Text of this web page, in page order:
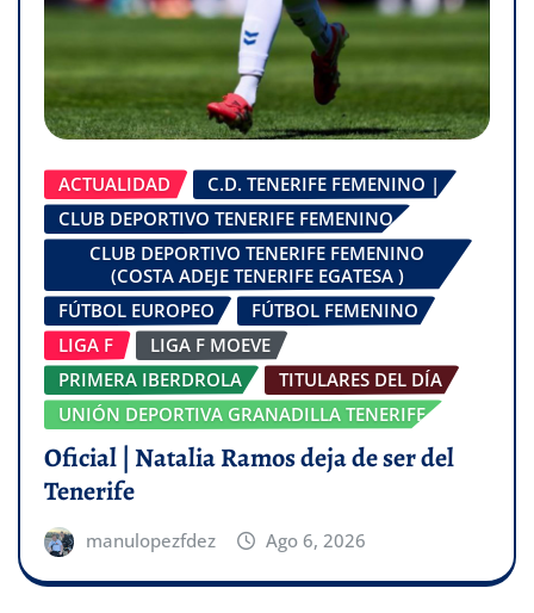
ACTUALIDAD
C.D. TENERIFE FEMENINO |
CLUB DEPORTIVO TENERIFE FEMENINO
CLUB DEPORTIVO TENERIFE FEMENINO
(COSTA ADEJE TENERIFE EGATESA )
FÚTBOL EUROPEO
FÚTBOL FEMENINO
LIGA F
LIGA F MOEVE
PRIMERA IBERDROLA
TITULARES DEL DÍA
UNIÓN DEPORTIVA GRANADILLA TENERIFE
Oficial | Natalia Ramos deja de ser del
Tenerife
manulopezfdez Ago 6, 2026